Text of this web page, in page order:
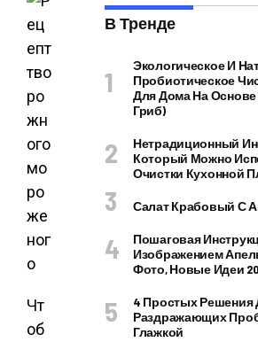
Чт
об
В Тренде
Экологическое И
Пробиотическое
Для Дома На
Гриб)
Нетрадиционный
Который Можно
Очистки Кухонной
Салат Крабовый С
Пошаговая
Изображением
Фото, Новые Идеи
4 Простых
Раздражающих
Глажкой